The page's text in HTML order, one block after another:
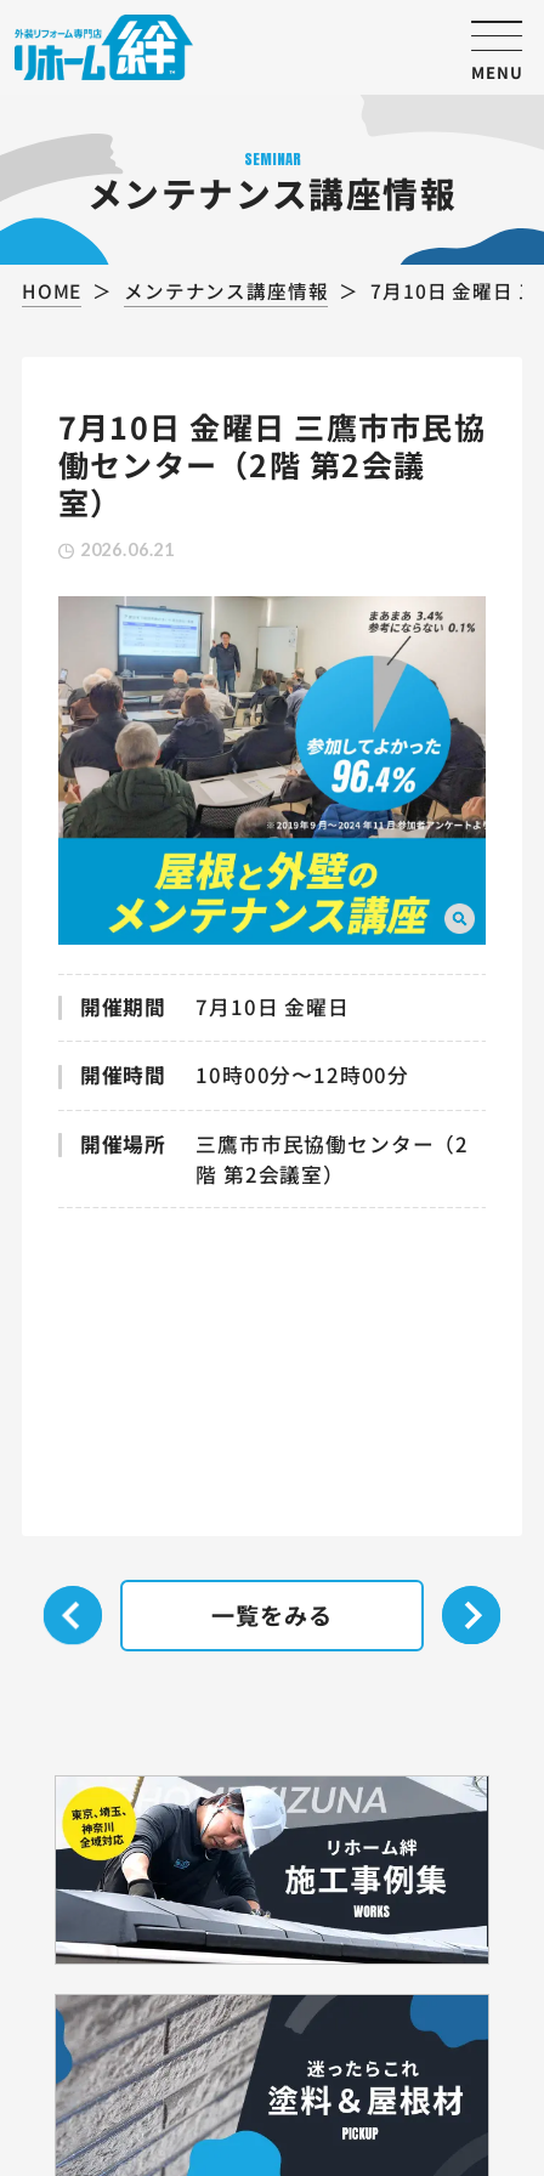
MENU
SEMINAR
メンテナンス講座情報
HOME メンテナンス講座情報 7月10日 金曜日
7月10日 金曜日 三鷹市市民協
働センター（2階 第2会議
室）
2026.06.21
開催期間 7月10日 金曜日
開催時間 10時00分〜12時00分
開催場所
三鷹市市民協働センター（2
階 第2会議室）
一覧をみる